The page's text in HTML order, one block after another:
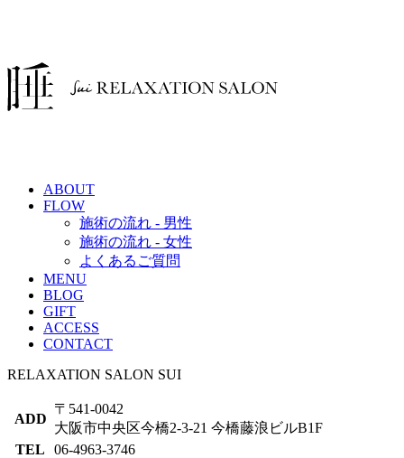
ABOUT
FLOW
施術の流れ - 男性
施術の流れ - 女性
よくあるご質問
MENU
BLOG
GIFT
ACCESS
CONTACT
RELAXATION SALON SUI
ADD
〒541-0042
大阪市中央区今橋2-3-21 今橋藤浪ビルB1F
TEL
06-4963-3746